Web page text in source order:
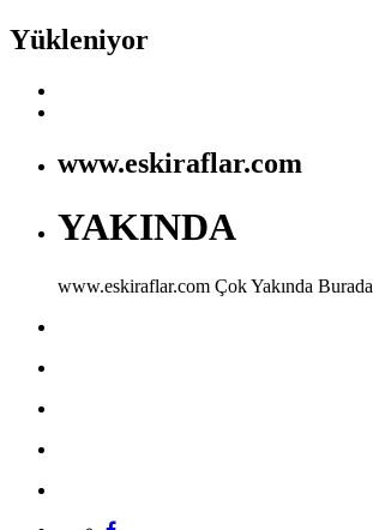
Yükleniyor
www.eskiraflar.com
YAKINDA
www.eskiraflar.com Çok Yakında Burada